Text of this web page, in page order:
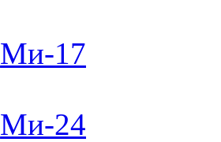
Ми-17
Ми-24